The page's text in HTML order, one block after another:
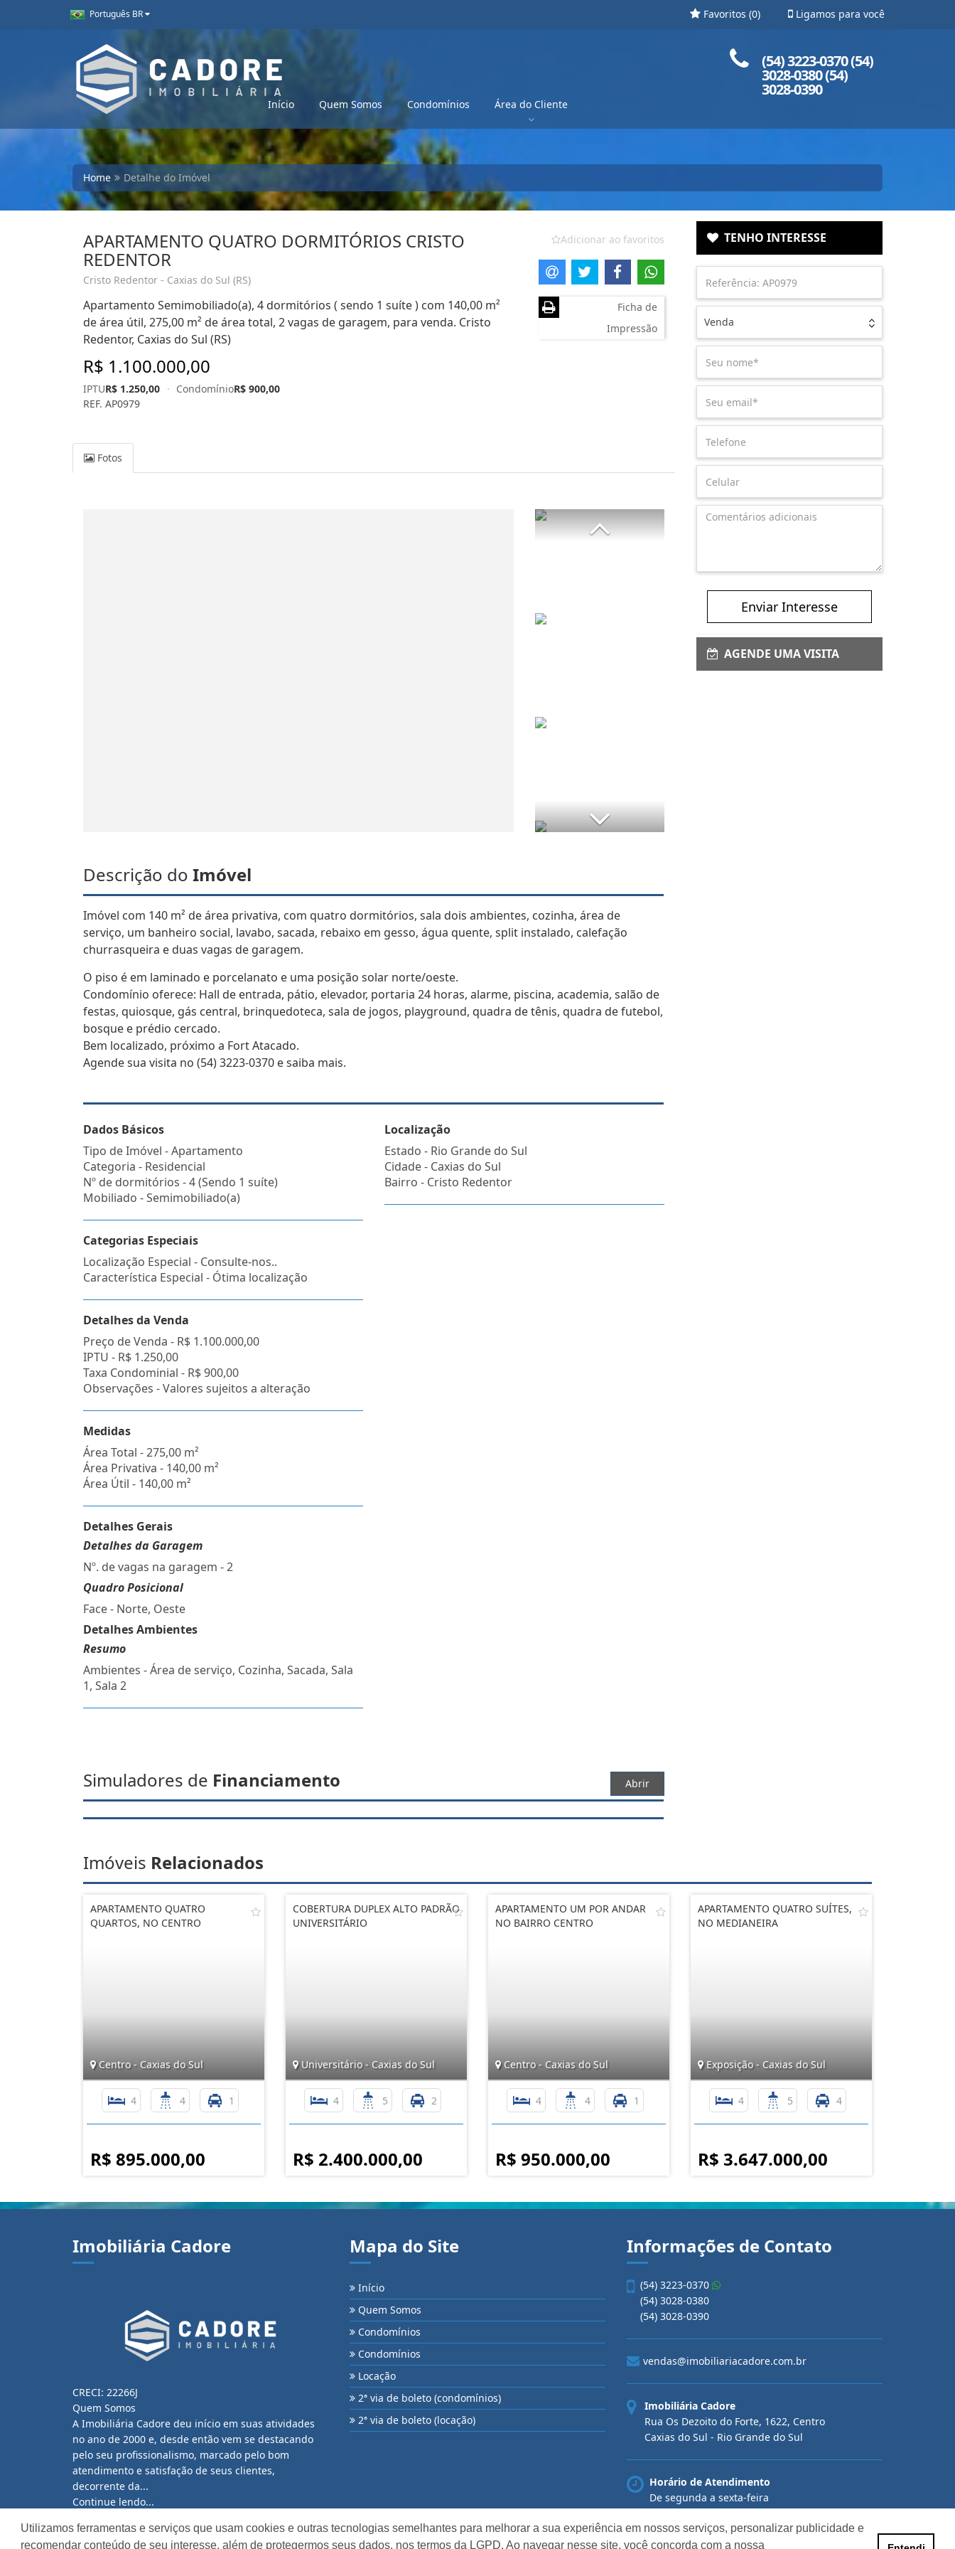
Utilizamos ferramentas e serviços que usam cookies e outras tecnologias semelhantes para melhorar a sua experiência em nossos serviços, personalizar publicidade e
recomendar conteúdo de seu interesse, além de protegermos seus dados, nos termos da LGPD. Ao navegar nesse site, você concorda com a nossa
Português BR Ligamos para você
Favoritos (0)
Início Quem Somos Condomínios Área do Cliente
(54) 3223-0370 (54)
3028-0380 (54)
3028-0390
Home Detalhe do Imóvel
APARTAMENTO QUATRO DORMITÓRIOS CRISTO
REDENTOR
Cristo Redentor - Caxias do Sul (RS)
Apartamento Semimobiliado(a), 4 dormitórios ( sendo 1 suíte ) com 140,00 m²
de área útil, 275,00 m² de área total, 2 vagas de garagem, para venda. Cristo
Redentor, Caxias do Sul (RS)
R$ 1.100.000,00
IPTUR$ 1.250,00 · CondomínioR$ 900,00
REF. AP0979
Adicionar ao favoritos
Ficha de
Impressão
Fotos
Descrição do Imóvel
Imóvel com 140 m² de área privativa, com quatro dormitórios, sala dois ambientes, cozinha, área de
serviço, um banheiro social, lavabo, sacada, rebaixo em gesso, água quente, split instalado, calefação
churrasqueira e duas vagas de garagem.
O piso é em laminado e porcelanato e uma posição solar norte/oeste.
Condomínio oferece: Hall de entrada, pátio, elevador, portaria 24 horas, alarme, piscina, academia, salão de
festas, quiosque, gás central, brinquedoteca, sala de jogos, playground, quadra de tênis, quadra de futebol,
bosque e prédio cercado.
Bem localizado, próximo a Fort Atacado.
Agende sua visita no (54) 3223-0370 e saiba mais.
Dados Básicos
Tipo de Imóvel - Apartamento
Categoria - Residencial
Nº de dormitórios - 4 (Sendo 1 suíte)
Mobiliado - Semimobiliado(a)
Categorias Especiais
Localização Especial - Consulte-nos..
Característica Especial - Ótima localização
Detalhes da Venda
Preço de Venda - R$ 1.100.000,00
IPTU - R$ 1.250,00
Taxa Condominial - R$ 900,00
Observações - Valores sujeitos a alteração
Medidas
Área Total - 275,00 m²
Área Privativa - 140,00 m²
Área Útil - 140,00 m²
Detalhes Gerais
Detalhes da Garagem
Nº. de vagas na garagem - 2
Quadro Posicional
Face - Norte, Oeste
Detalhes Ambientes
Resumo
Ambientes - Área de serviço, Cozinha, Sacada, Sala
1, Sala 2
Localização
Estado - Rio Grande do Sul
Cidade - Caxias do Sul
Bairro - Cristo Redentor
Simuladores de Financiamento Abrir
TENHO INTERESSE
Venda
Enviar Interesse
AGENDE UMA VISITA
Imóveis Relacionados
APARTAMENTO QUATRO
QUARTOS, NO CENTRO
Centro - Caxias do Sul
4 4 1
R$ 895.000,00
COBERTURA DUPLEX ALTO PADRÃO
UNIVERSITÁRIO
Universitário - Caxias do Sul
4 5 2
R$ 2.400.000,00
APARTAMENTO UM POR ANDAR
NO BAIRRO CENTRO
Centro - Caxias do Sul
4 4 1
R$ 950.000,00
APARTAMENTO QUATRO SUÍTES,
NO MEDIANEIRA
Exposição - Caxias do Sul
4 5 4
R$ 3.647.000,00
Imobiliária Cadore
CRECI: 22266J
Quem Somos
A Imobiliária Cadore deu início em suas atividades
no ano de 2000 e, desde então vem se destacando
pelo seu profissionalismo, marcado pelo bom
atendimento e satisfação de seus clientes,
decorrente da...
Continue lendo...
Mapa do Site
Início
Quem Somos
Condomínios
Condomínios
Locação
2ª via de boleto (condomínios)
2ª via de boleto (locação)
Informações de Contato
(54) 3223-0370
(54) 3028-0380
(54) 3028-0390
vendas@imobiliariacadore.com.br
Imobiliária Cadore
Rua Os Dezoito do Forte, 1622, Centro
Caxias do Sul - Rio Grande do Sul
Horário de Atendimento
De segunda a sexta-feira
Das 08:30 às 12:00 e das 13:30 às 18:00